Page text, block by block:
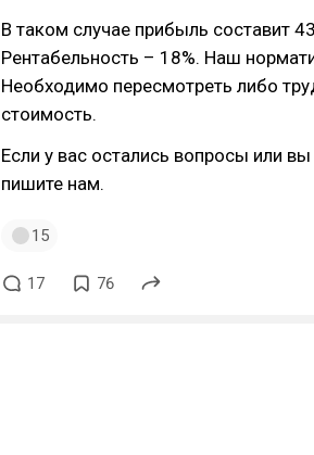
В таком случае прибыль составит
Рентабельность – 18%. Наш
Необходимо пересмотреть либо
стоимость.
Если у вас остались вопросы или
пишите нам.
15
17 76